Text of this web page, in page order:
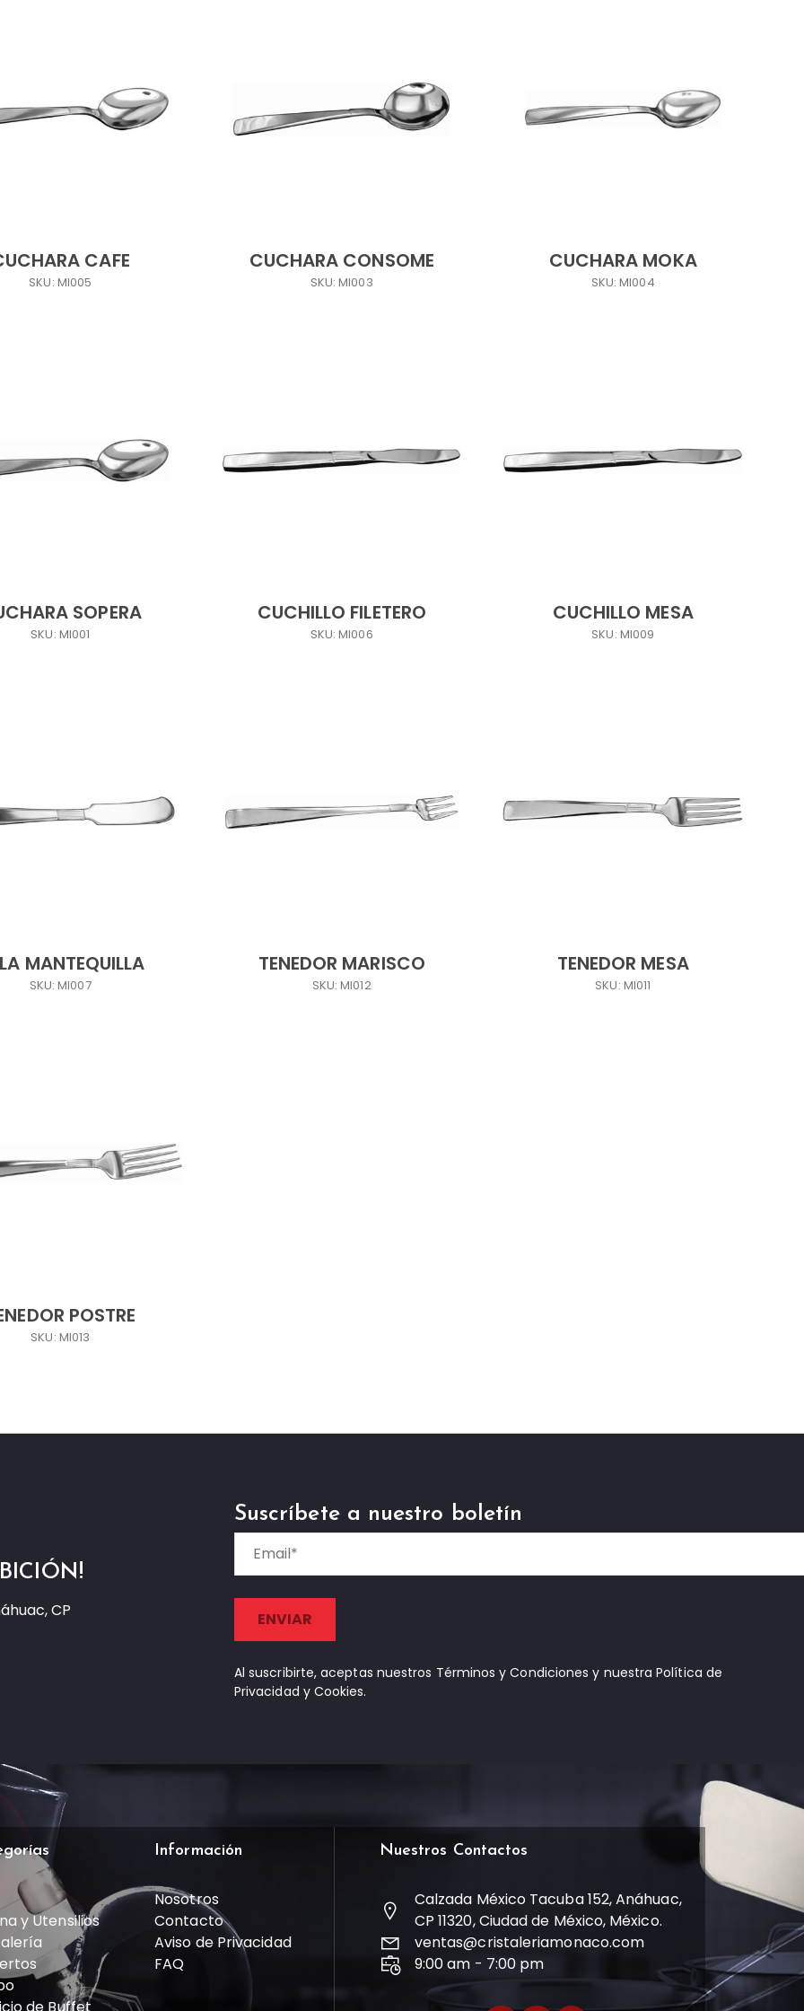
CAFE
SKU: MI005
CUCHARA CONSOME
SKU: MI003
CUCHARA MOKA
SKU: MI004
SOPERA
SKU: MI001
CUCHILLO FILETERO
SKU: MI006
CUCHILLO MESA
SKU: MI009
MANTEQUILLA
SKU: MI007
TENEDOR MARISCO
SKU: MI012
TENEDOR MESA
SKU: MI011
POSTRE
SKU: MI013
CP
Suscríbete a nuestro boletín
Al suscribirte, aceptas nuestros Términos y Condiciones y nuestra Política de
Privacidad y Cookies.
y Utensilios
de Buffet
Información
Nosotros
Contacto
Aviso de Privacidad
FAQ
Nuestros Contactos
Calzada México Tacuba 152, Anáhuac,
CP 11320, Ciudad de México, México.
ventas@cristaleriamonaco.com
9:00 am - 7:00 pm